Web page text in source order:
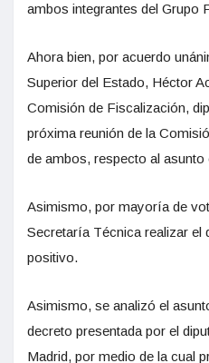
ambos integrantes del Grupo
Ahora bien, por acuerdo
Superior del Estado, Héctor
Comisión de Fiscalización,
próxima reunión de la
de ambos, respecto al asunto
Asimismo, por mayoría de
Secretaría Técnica realizar el
positivo.
Asimismo, se analizó el
decreto presentada por el
Madrid, por medio de la cual